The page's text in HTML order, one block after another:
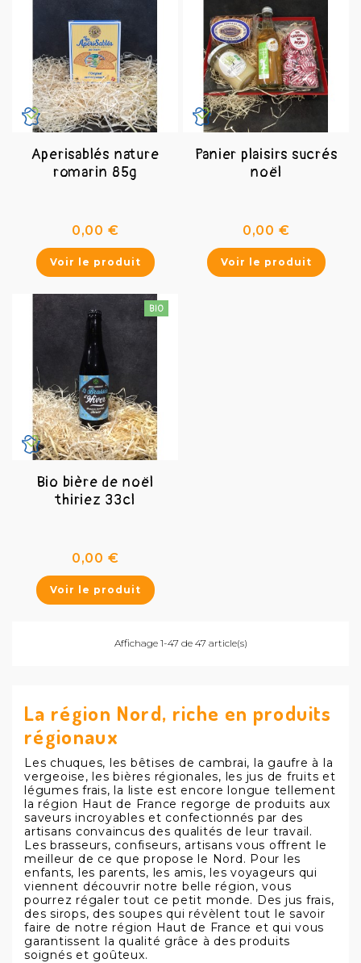
Aperisablés nature
romarin 85g
0,00 €Prix
Voir le produit
Panier plaisirs sucrés
noël
0,00 €Prix
Voir le produit
Bio bière de noël
thiriez 33cl
0,00 €Prix
Voir le produit
Affichage 1-47 de 47 article(s)
La région Nord, riche en produits
régionaux
Les chuques, les bêtises de cambrai, la gaufre à la
vergeoise, les bières régionales, les jus de fruits et
légumes frais, la liste est encore longue tellement
la région Haut de France regorge de produits aux
saveurs incroyables et confectionnés par des
artisans convaincus des qualités de leur travail.
Les brasseurs, confiseurs, artisans vous offrent le
meilleur de ce que propose le Nord. Pour les
enfants, les parents, les amis, les voyageurs qui
viennent découvrir notre belle région, vous
pourrez régaler tout ce petit monde. Des jus frais,
des sirops, des soupes qui révèlent tout le savoir
faire de notre région Haut de France et qui vous
garantissent la qualité grâce à des produits
soignés et goûteux.